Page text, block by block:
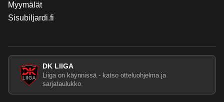
Myymälät
Sisubiljardi.fi
DK LIIGA
Liiga on käynnissä - katso otteluohjelma ja
sarjataulukko.